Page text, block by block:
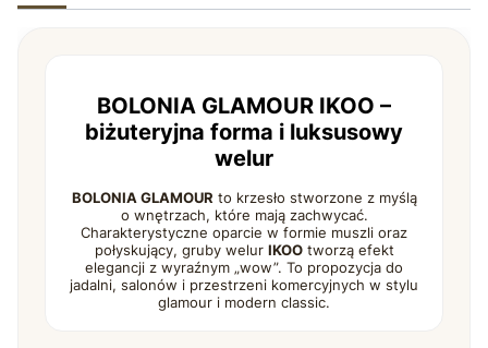
BOLONIA GLAMOUR IKOO –
biżuteryjna forma i luksusowy
welur
BOLONIA GLAMOUR to krzesło stworzone z myślą
o wnętrzach, które mają zachwycać.
Charakterystyczne oparcie w formie muszli oraz
połyskujący, gruby welur IKOOtworzą efekt
elegancji z wyraźnym „wow”. To propozycja do
jadalni, salonów i przestrzeni komercyjnych w stylu
glamour i modern classic.